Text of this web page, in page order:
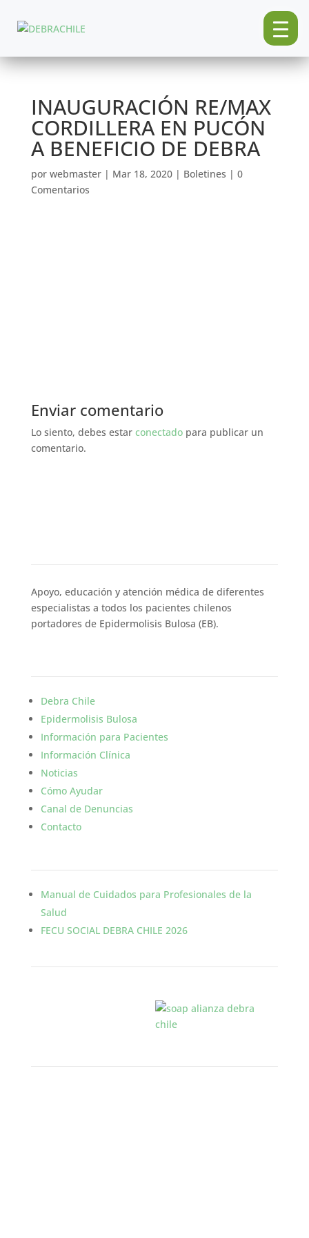
INAUGURACIÓN RE/MAX
CORDILLERA EN PUCÓN
A BENEFICIO DE DEBRA
por webmaster| Mar 18, 2020| Boletines | 0
Comentarios
Enviar comentario
Lo siento, debes estar conectadopara publicar un
comentario.
Apoyo, educación y atención médica de diferentes
especialistas a todos los pacientes chilenos
portadores de Epidermolisis Bulosa (EB).
Debra Chile
Epidermolisis Bulosa
Información para Pacientes
Información Clínica
Noticias
Cómo Ayudar
Canal de Denuncias
Contacto
Manual de Cuidados para Profesionales de la
Salud
FECU SOCIAL DEBRA CHILE 2026